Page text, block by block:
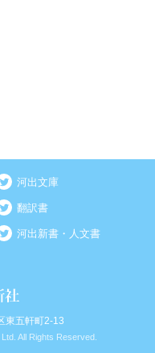
河出文庫
翻訳書
河出新書・人文書
五軒町2-13
All Rights Reserved.